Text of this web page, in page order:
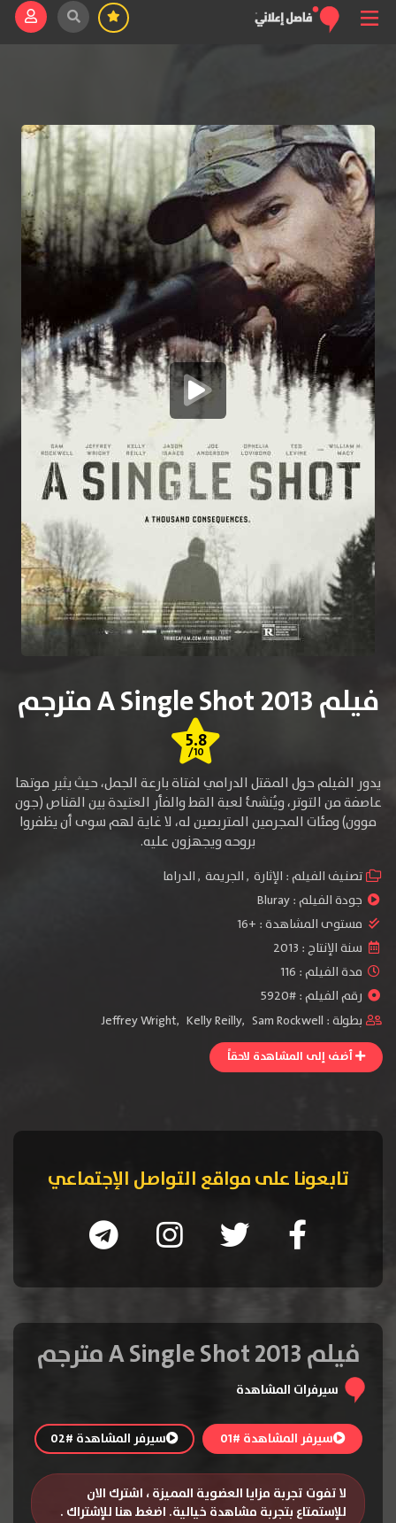
فيلم A Single Shot 2013 مترجم
5.8
/10
يدور الفيلم حول المقتل الدرامي لفتاة بارعة الجمل، حيث يثير موتها
عاصفة من التوتر، ويُنشئ لعبة القط والفأر العتيدة بين القناص (جون
موون) ومئات المجرمين المتربصين له، لا غاية لهم سوى أن يظفروا
بروحه ويجهزون عليه.
تصنيف الفيلم : الإثارة ,الجريمة ,الدراما
جودة الفيلم :Bluray
مستوى المشاهدة : +16
سنة الإنتاج : 2013
مدة الفيلم : 116
رقم الفيلم : #5920
بطولة :
Jeffrey Wright, Kelly Reilly, Sam Rockwell
أضف إلى المشاهدة لاحقاً
تابعونا على مواقع التواصل الإجتماعي
فيلم A Single Shot 2013 مترجم
سيرفرات المشاهدة
سيرفر المشاهدة #01 سيرفر المشاهدة #02
لا تفوت تجربة مزايا العضوية المميزة ، اشترك الان
للإستمتاع بتجربة مشاهدة خيالية. اضغط هنا للإشتراك .